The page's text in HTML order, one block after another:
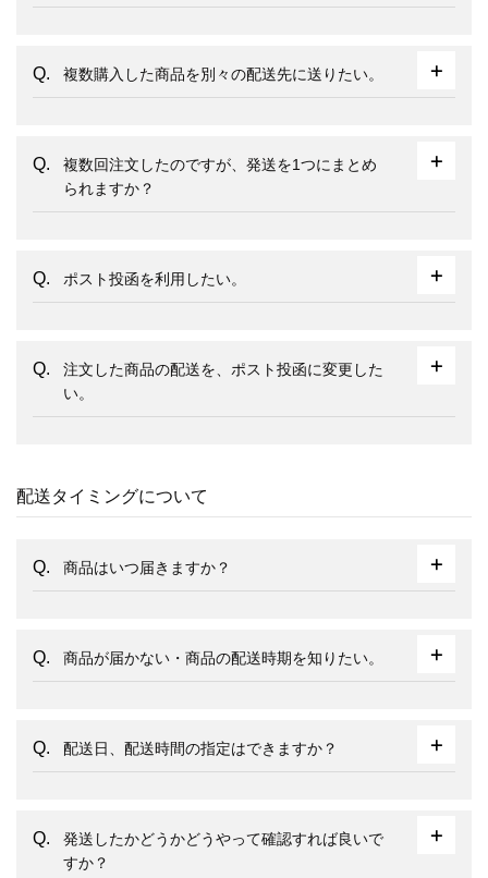
複数購入した商品を別々の配送先に送りたい。
複数回注文したのですが、発送を1つにまとめ
られますか？
ポスト投函を利用したい。
注文した商品の配送を、ポスト投函に変更した
い。
配送タイミングについて
商品はいつ届きますか？
商品が届かない・商品の配送時期を知りたい。
配送日、配送時間の指定はできますか？
発送したかどうかどうやって確認すれば良いで
すか？